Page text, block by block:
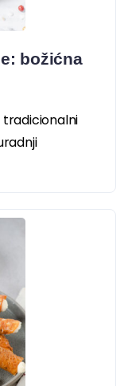
božićna
tradicionalni